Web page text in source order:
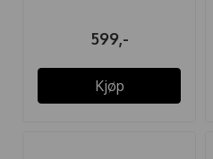
599,-
Kjøp